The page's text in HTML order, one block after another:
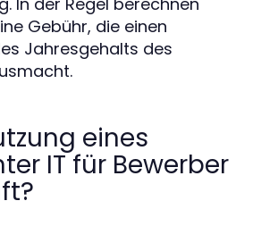
Gebühr, die einen
Jahresgehalts des
eines
IT für Bewerber